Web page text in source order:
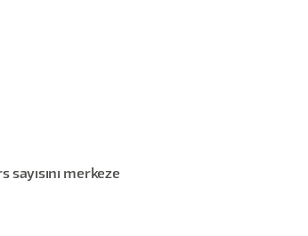
merkeze